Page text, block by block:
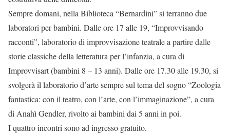
Sempre domani, nella Biblioteca “Bernardini” si terranno due
laboratori per bambini. Dalle ore 17 alle 19, “Improvvisando
racconti”, laboratorio di improvvisazione teatrale a partire dalle
storie classiche della letteratura per l’infanzia, a cura di
Improvvisart (bambini 8 – 13 anni). Dalle ore 17.30 alle 19.30, si
svolgerà il laboratorio d’arte sempre sul tema del sogno “Zoologia
fantastica: con il teatro, con l’arte, con l’immaginazione”, a cura
di Anahì Gendler, rivolto ai bambini dai 5 anni in poi.
I quattro incontri sono ad ingresso gratuito.